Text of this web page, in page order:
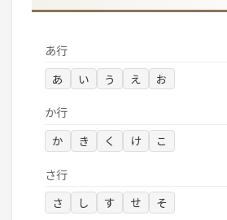
あ行
あ い う え お
か行
か き く け こ
さ行
さ し す せ そ